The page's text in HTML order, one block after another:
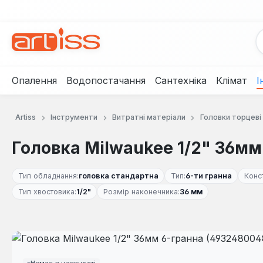
Опалення Водопостачання Сантехніка Клімат
Artiss Інструменти Витратні матеріали Головки торцеві
Головка Milwaukee 1/2"
Тип обладнання:головка стандартна Тип:6-ти гранна
Тип хвостовика:1/2" Розмір наконечника:36 мм
Пропустити галерею зображень